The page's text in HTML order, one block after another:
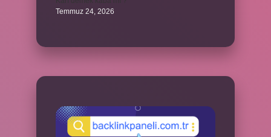
Temmuz 24, 2026